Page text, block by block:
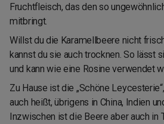
Fruchtfleisch, das den so
mitbringt.
Willst du die Karamellbeere nicht
kannst du sie auch trocknen. So lässt
und kann wie eine Rosine verwendet
Zu Hause ist die „Schöne
auch heißt, übrigens in China, Indien
Inzwischen ist die Beere aber auch in